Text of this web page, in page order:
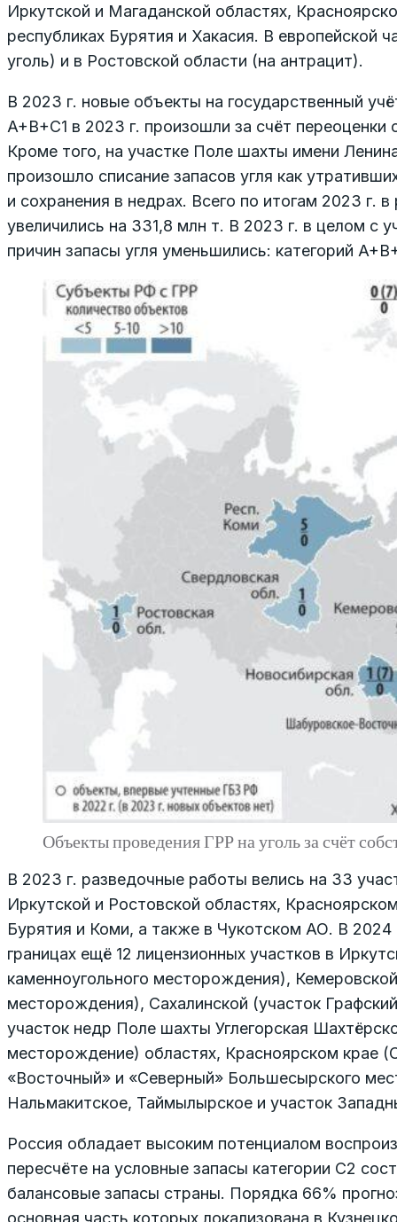
Иркутской и Магаданской областях,
республиках Бурятия и Хакасия. В европейской
уголь) и в Ростовской области (на антрацит).
В 2023 г. новые объекты на государственный
A+B+C1 в 2023 г. произошли за счёт
Кроме того, на участке Поле шахты имени
произошло списание запасов угля как
и сохранения в недрах. Всего по итогам 2023 г.
увеличились на 331,8 млн т. В 2023 г. в целом с
причин запасы угля уменьшились: категорий
Объекты проведения ГРР на уголь за счёт
В 2023 г. разведочные работы велись на 33
Иркутской и Ростовской областях,
Бурятия и Коми, а также в Чукотском АО. В
границах ещё 12 лицензионных участков в
каменноугольного месторождения),
месторождения), Сахалинской (участок
участок недр Поле шахты Углегорская
месторождение) областях, Красноярском крае
«Восточный» и «Северный» Большесырского
Нальмакитское, Таймылырское и участок
Россия обладает высоким потенциалом
пересчёте на условные запасы категории C2
балансовые запасы страны. Порядка 66%
основная часть которых локализована в